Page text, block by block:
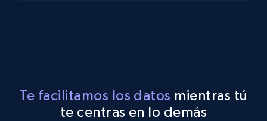
Te facilitamos los datos mientras tú
te centras en lo demás